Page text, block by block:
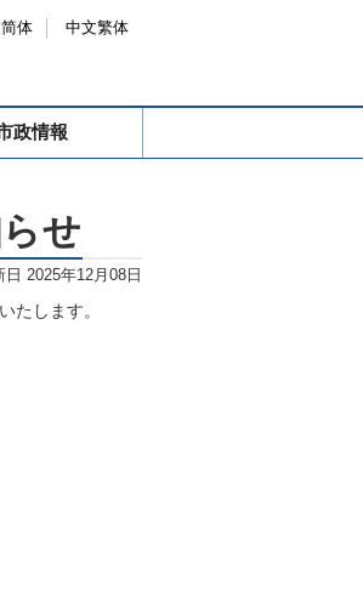
体 中文繁体
政情報
せ
日 2025年12月08日
たします。